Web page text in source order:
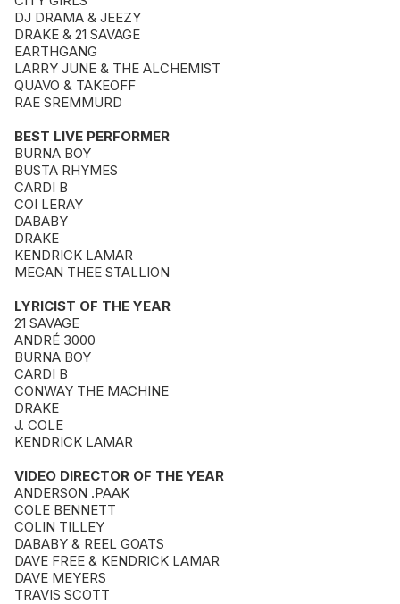
DJ DRAMA & JEEZY
DRAKE & 21 SAVAGE
EARTHGANG
LARRY JUNE & THE ALCHEMIST
QUAVO & TAKEOFF
RAE SREMMURD
BEST LIVE PERFORMER
BURNA BOY
BUSTA RHYMES
CARDI B
COI LERAY
DABABY
DRAKE
KENDRICK LAMAR
MEGAN THEE STALLION
LYRICIST OF THE YEAR
21 SAVAGE
ANDRÉ 3000
BURNA BOY
CARDI B
CONWAY THE MACHINE
DRAKE
J. COLE
KENDRICK LAMAR
VIDEO DIRECTOR OF THE YEAR
ANDERSON .PAAK
COLE BENNETT
COLIN TILLEY
DABABY & REEL GOATS
DAVE FREE & KENDRICK LAMAR
DAVE MEYERS
TRAVIS SCOTT